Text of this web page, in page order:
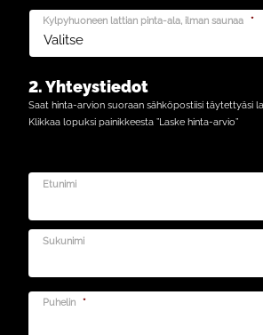
Kylpyhuoneen lattian pinta-ala, ilman saunaa *
2. Yhteystiedot
Saat hinta-arvion suoraan sähköpostiisi täytettyäsi
Klikkaa lopuksi painikkeesta ”Laske hinta-arvio”
Etunimi
Sukunimi
Puhelin *